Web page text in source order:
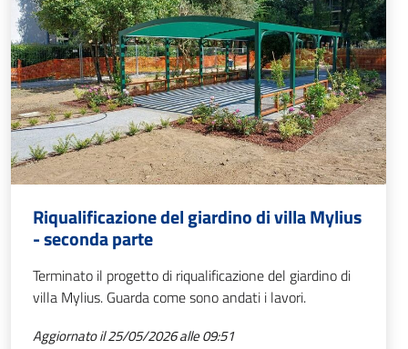
Riqualificazione del giardino di villa Mylius
- seconda parte
Terminato il progetto di riqualificazione del giardino di
villa Mylius. Guarda come sono andati i lavori.
Aggiornato il 25/05/2026 alle 09:51